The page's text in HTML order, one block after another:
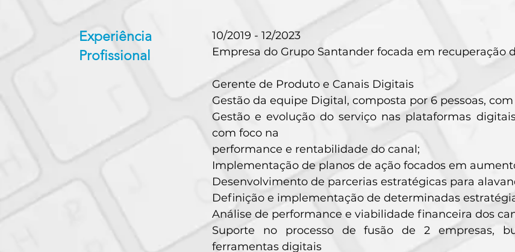
Experiência
Profissional
10/2019 - 12/2023
Empresa do Grupo Santander focada em recuperação
Gerente de Produto e Canais Digitais
Gestão da equipe Digital, composta por 6 pessoas,
Gestão e evolução do serviço nas plataformas
com foco na
performance e rentabilidade do canal;
Implementação de planos de ação focados em
Desenvolvimento de parcerias estratégicas para
Definição e implementação de determinadas
Análise de performance e viabilidade financeira dos
Suporte no processo de fusão de 2 empresas,
ferramentas digitais